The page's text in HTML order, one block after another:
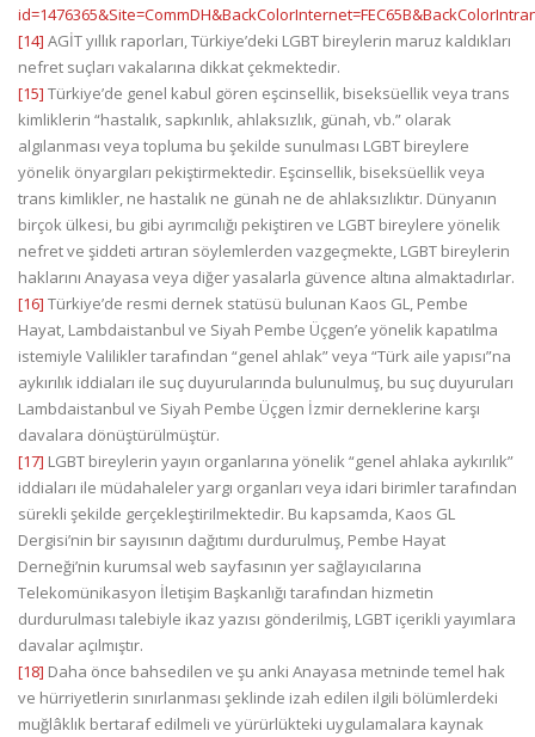
[14] AGİT yıllık raporları, Türkiye’deki LGBT bireylerin maruz kaldıkları
nefret suçları vakalarına dikkat çekmektedir.
[15] Türkiye’de genel kabul gören eşcinsellik, biseksüellik veya trans
kimliklerin “hastalık, sapkınlık, ahlaksızlık, günah, vb.” olarak
algılanması veya topluma bu şekilde sunulması LGBT bireylere
yönelik önyargıları pekiştirmektedir. Eşcinsellik, biseksüellik veya
trans kimlikler, ne hastalık ne günah ne de ahlaksızlıktır. Dünyanın
birçok ülkesi, bu gibi ayrımcılığı pekiştiren ve LGBT bireylere yönelik
nefret ve şiddeti artıran söylemlerden vazgeçmekte, LGBT bireylerin
haklarını Anayasa veya diğer yasalarla güvence altına almaktadırlar.
[16] Türkiye’de resmi dernek statüsü bulunan Kaos GL, Pembe
Hayat, Lambdaistanbul ve Siyah Pembe Üçgen’e yönelik kapatılma
istemiyle Valilikler tarafından “genel ahlak” veya “Türk aile yapısı”na
aykırılık iddiaları ile suç duyurularında bulunulmuş, bu suç duyuruları
Lambdaistanbul ve Siyah Pembe Üçgen İzmir derneklerine karşı
davalara dönüştürülmüştür.
[17] LGBT bireylerin yayın organlarına yönelik “genel ahlaka aykırılık”
iddiaları ile müdahaleler yargı organları veya idari birimler tarafından
sürekli şekilde gerçekleştirilmektedir. Bu kapsamda, Kaos GL
Dergisi’nin bir sayısının dağıtımı durdurulmuş, Pembe Hayat
Derneği’nin kurumsal web sayfasının yer sağlayıcılarına
Telekomünikasyon İletişim Başkanlığı tarafından hizmetin
durdurulması talebiyle ikaz yazısı gönderilmiş, LGBT içerikli yayımlara
davalar açılmıştır.
[18] Daha önce bahsedilen ve şu anki Anayasa metninde temel hak
ve hürriyetlerin sınırlanması şeklinde izah edilen ilgili bölümlerdeki
muğlâklık bertaraf edilmeli ve yürürlükteki uygulamalara kaynak